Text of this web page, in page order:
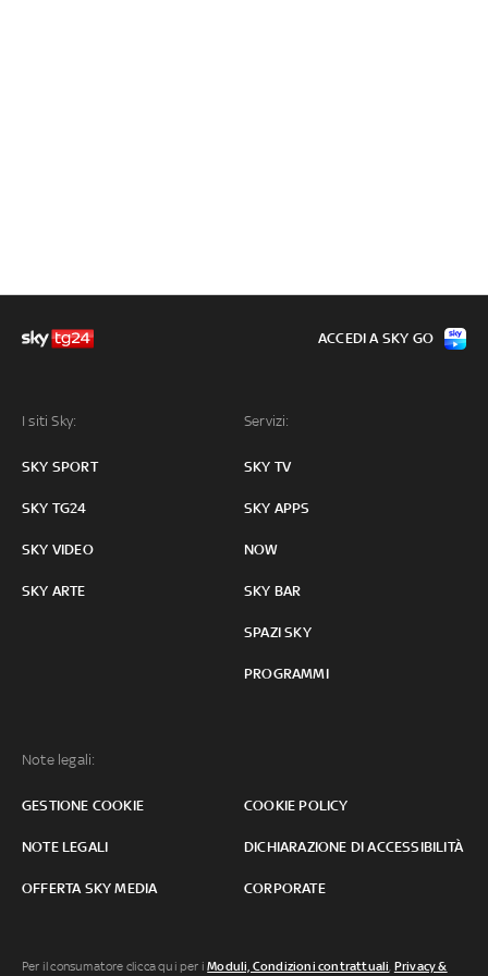
I siti Sky:
SKY SPORT
SKY TG24
SKY VIDEO
SKY ARTE
Servizi:
SKY TV
SKY APPS
NOW
SKY BAR
SPAZI SKY
PROGRAMMI
Note legali:
GESTIONE COOKIE COOKIE POLICY
NOTE LEGALI DICHIARAZIONE DI ACCESSIBILITÀ
OFFERTA SKY MEDIA CORPORATE
ACCEDI A SKY GO
Per il consumatore clicca qui per iModuli, Condizioni contrattuali, Privacy &